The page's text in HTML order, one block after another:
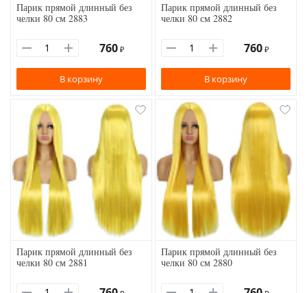
Парик прямой длинный без
челки 80 см 2883
760 ₽
В корзину
Парик прямой длинный без
челки 80 см 2882
760 ₽
В корзину
Парик прямой длинный без
челки 80 см 2881
Парик прямой длинный без
челки 80 см 2880